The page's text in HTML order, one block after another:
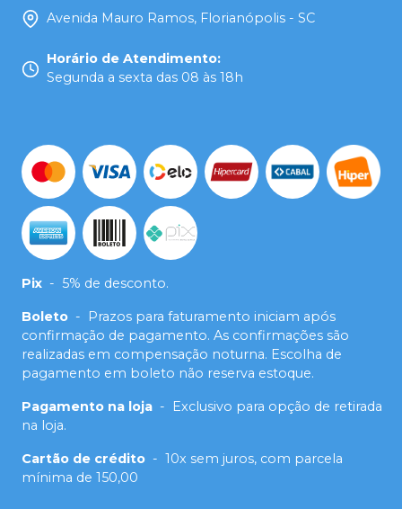
Avenida Mauro Ramos, Florianópolis - SC
Horário de Atendimento:
Segunda a sexta das 08 às 18h
Pix - 5% de desconto.
Boleto -
Prazos para faturamento iniciam após
confirmação de pagamento. As confirmações são
realizadas em compensação noturna. Escolha de
pagamento em boleto não reserva estoque.
Pagamento na loja -
Exclusivo para opção de retirada
na loja.
Cartão de crédito - 10x sem juros, com parcela
mínima de 150,00